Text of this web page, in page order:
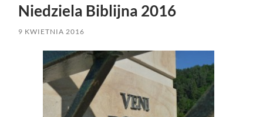
Niedziela Biblijna 2016
9 KWIETNIA 2016